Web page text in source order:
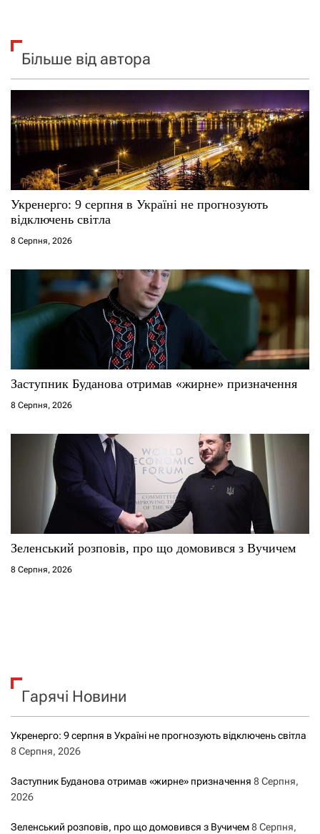
Більше від автора
Укренерго: 9 серпня в Україні не прогнозують
відключень світла
8 Серпня, 2026
Заступник Буданова отримав «жирне» призначення
8 Серпня, 2026
Зеленський розповів, про що домовився з Вучичем
8 Серпня, 2026
Гарячі Новини
Укренерго: 9 серпня в Україні не прогнозують відключень світла
8 Серпня, 2026
Заступник Буданова отримав «жирне» призначення 8 Серпня,
2026
Зеленський розповів, про що домовився з Вучичем8 Серпня,